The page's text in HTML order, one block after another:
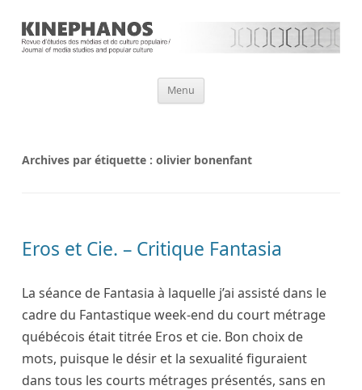
Menu
Archives par étiquette :olivier bonenfant
Eros et Cie. – Critique Fantasia
La séance de Fantasia à laquelle j’ai assisté dans le
cadre du Fantastique week-end du court métrage
québécois était titrée Eros et cie. Bon choix de
mots, puisque le désir et la sexualité figuraient
dans tous les courts métrages présentés, sans en